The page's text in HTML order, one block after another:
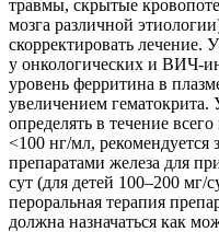
травмы, скрытые
мозга различной
скорректировать лечение.
у онкологических и ВИЧ-
уровень ферритина в
увеличением
определять в течение
<100 нг/мл, рекомендуется
препаратами железа для
сут (для детей 100–200
пероральная терапия
должна назначаться как